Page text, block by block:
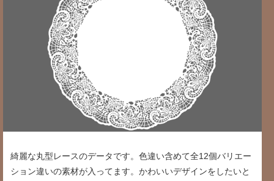
綺麗な丸型レースのデータです。色違い含めて全12個バリエー
ション違いの素材が入ってます。かわいいデザインをしたいと